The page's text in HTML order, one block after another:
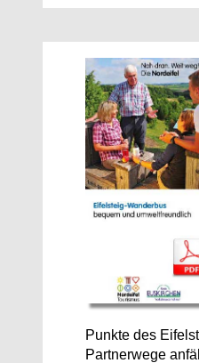
Punkte des
Partnerwege